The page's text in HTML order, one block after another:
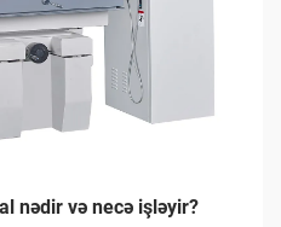
nədir və necə işləyir?